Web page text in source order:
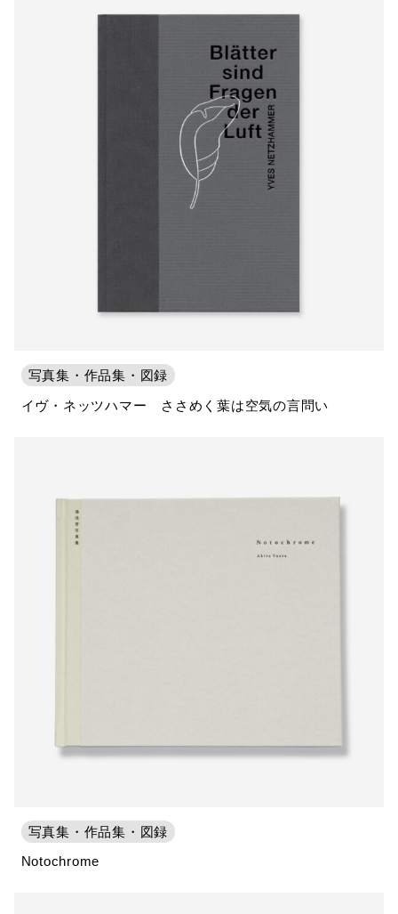
写真集・作品集・図録
イヴ・ネッツハマー ささめく葉は空気の言問い
写真集・作品集・図録
Notochrome